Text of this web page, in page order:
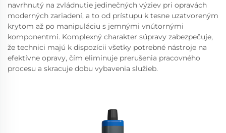
navrhnutý na zvládnutie jedinečných výziev pri opravách
moderných zariadení, a to od prístupu k tesne uzatvoreným
krytom až po manipuláciu s jemnými vnútornými
komponentmi. Komplexný charakter súpravy zabezpečuje,
že technici majú k dispozícii všetky potrebné nástroje na
efektívne opravy, čím eliminuje prerušenia pracovného
procesu a skracuje dobu vybavenia služieb.